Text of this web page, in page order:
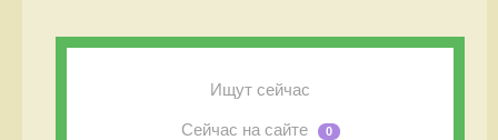
Ищут сейчас
Сейчас на сайте 0